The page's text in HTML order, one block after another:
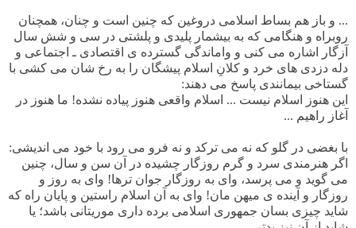
... و باز هم بساط اسلامی دروغین که چنین است و چنان، همچنان
روبراه و هنگامی که به بیشمار پلیدی و پلشتی در سی و شش سال
آزگار اشاره می کنی و واماندگی گسترده ی اقتصادی ـ اجتماعی و
دله دزدی های خرد و کلانِ اسلام پیشگان را به رخ شان می کشی با
گستاخی بیمانندی پاسخ می دهند:
این هنوز اسلام نیست ... اسلام واقعی هنوز پیاده نشده! ما هنوز در
آغاز راهیم ...
با بغضی در گلو که نه می ترکد و نه فرو می رود با خود می اندیشی:
اگر هنرمندی سرد و گرم روزگار چشیده در آن سن و سال، چنین
می گوید و می پرسد، وای به روزگار جوان ترها! وای به روز و
روزگار و آینده ی میهن مان! وای به آن اسلام راستین و پایان راه که
شاید چیزی بسان جمهوری اسلامی برده داری موریتانی باشد؛ یا